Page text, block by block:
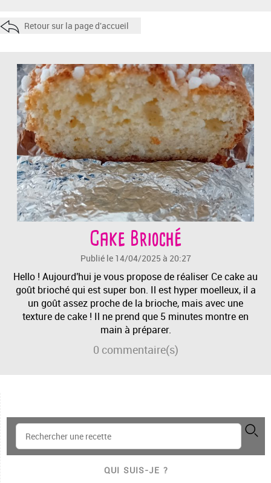
Retour sur la page d'accueil
Cake Brioché
Publié le 14/04/2025 à 20:27
Hello ! Aujourd'hui je vous propose de réaliser Ce cake au
goût brioché qui est super bon. Il est hyper moelleux, il a
un goût assez proche de la brioche, mais avec une
texture de cake ! Il ne prend que 5 minutes montre en
main à préparer.
0 commentaire(s)
QUI SUIS-JE ?